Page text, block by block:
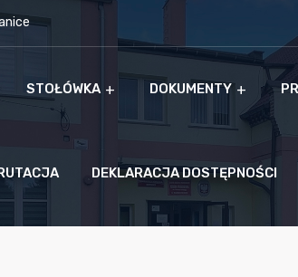
STOŁÓWKA DOKUMENTY
DEKLARACJA DOSTĘPNOŚCI